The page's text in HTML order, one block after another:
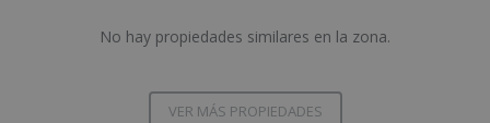
No hay propiedades similares en la zona.
VER MÁS PROPIEDADES